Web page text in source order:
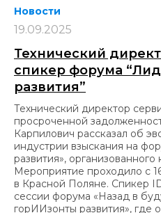
Новости
19.09.2025
Технический
спикер форума
развития”
Технический директор
просроченной
Карпилович рассказал об
индустрии взыскания на
развития»,
Мероприятие проходило с
в Красной Поляне. Спикер
сессии форума «Назад в
горИИзонты развития», где